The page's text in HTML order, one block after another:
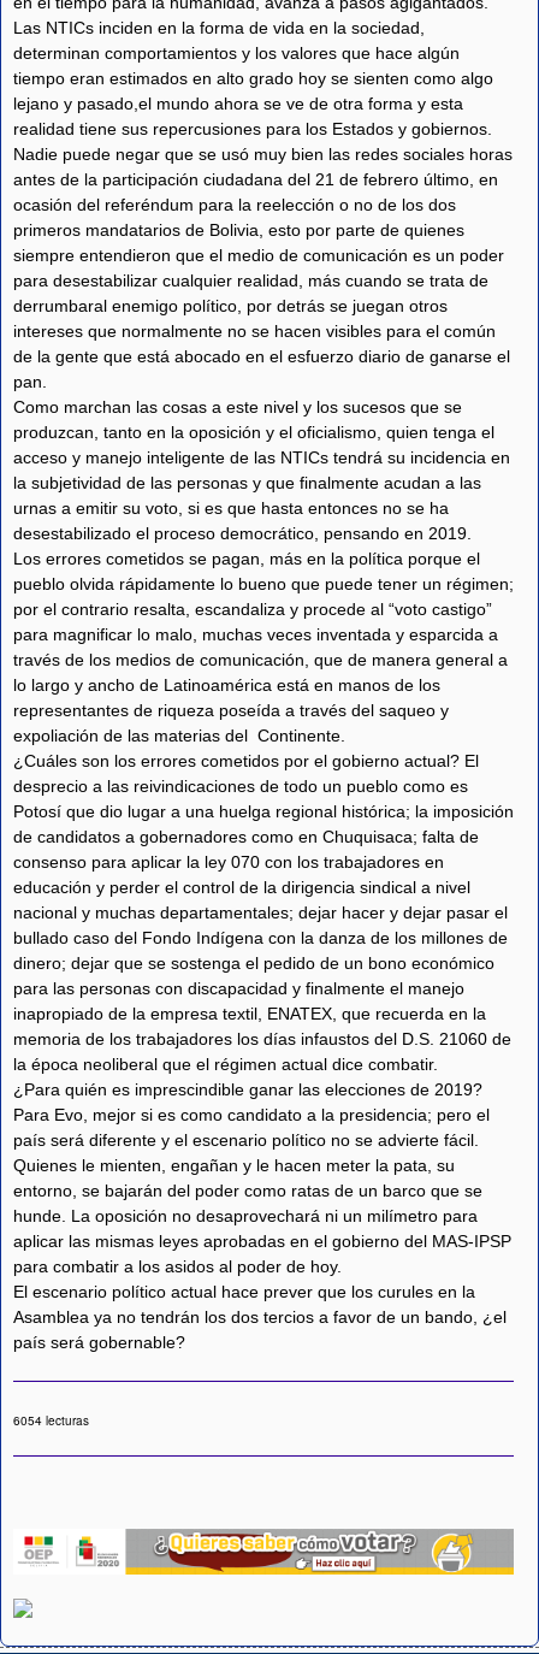
Las NTICs inciden en la forma de vida en la sociedad,
determinan comportamientos y los valores que hace algún
tiempo eran estimados en alto grado hoy se sienten como algo
lejano y pasado,el mundo ahora se ve de otra forma y esta
realidad tiene sus repercusiones para los Estados y gobiernos.
Nadie puede negar que se usó muy bien las redes sociales horas
antes de la participación ciudadana del 21 de febrero último, en
ocasión del referéndum para la reelección o no de los dos
primeros mandatarios de Bolivia, esto por parte de quienes
siempre entendieron que el medio de comunicación es un poder
para desestabilizar cualquier realidad, más cuando se trata de
derrumbaral enemigo político, por detrás se juegan otros
intereses que normalmente no se hacen visibles para el común
de la gente que está abocado en el esfuerzo diario de ganarse el
pan.
Como marchan las cosas a este nivel y los sucesos que se
produzcan, tanto en la oposición y el oficialismo, quien tenga el
acceso y manejo inteligente de las NTICs tendrá su incidencia en
la subjetividad de las personas y que finalmente acudan a las
urnas a emitir su voto, si es que hasta entonces no se ha
desestabilizado el proceso democrático, pensando en 2019.
Los errores cometidos se pagan, más en la política porque el
pueblo olvida rápidamente lo bueno que puede tener un régimen;
por el contrario resalta, escandaliza y procede al “voto castigo”
para magnificar lo malo, muchas veces inventada y esparcida a
través de los medios de comunicación, que de manera general a
lo largo y ancho de Latinoamérica está en manos de los
representantes de riqueza poseída a través del saqueo y
expoliación de las materias del Continente.
¿Cuáles son los errores cometidos por el gobierno actual? El
desprecio a las reivindicaciones de todo un pueblo como es
Potosí que dio lugar a una huelga regional histórica; la imposición
de candidatos a gobernadores como en Chuquisaca; falta de
consenso para aplicar la ley 070 con los trabajadores en
educación y perder el control de la dirigencia sindical a nivel
nacional y muchas departamentales; dejar hacer y dejar pasar el
bullado caso del Fondo Indígena con la danza de los millones de
dinero; dejar que se sostenga el pedido de un bono económico
para las personas con discapacidad y finalmente el manejo
inapropiado de la empresa textil, ENATEX, que recuerda en la
memoria de los trabajadores los días infaustos del D.S. 21060 de
la época neoliberal que el régimen actual dice combatir.
¿Para quién es imprescindible ganar las elecciones de 2019?
Para Evo, mejor si es como candidato a la presidencia; pero el
país será diferente y el escenario político no se advierte fácil.
Quienes le mienten, engañan y le hacen meter la pata, su
entorno, se bajarán del poder como ratas de un barco que se
hunde. La oposición no desaprovechará ni un milímetro para
aplicar las mismas leyes aprobadas en el gobierno del MAS-IPSP
para combatir a los asidos al poder de hoy.
El escenario político actual hace prever que los curules en la
Asamblea ya no tendrán los dos tercios a favor de un bando, ¿el
país será gobernable?
6054 lecturas